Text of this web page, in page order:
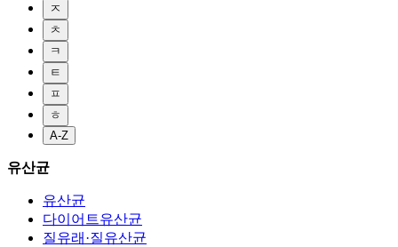
ㅈ
ㅊ
ㅋ
ㅌ
ㅍ
ㅎ
A-Z
유산균
유산균
다이어트유산균
질유래·질유산균